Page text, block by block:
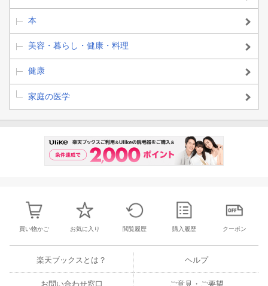
本
美容・暮らし・健康・料理
健康
家庭の医学
買い物かご お気に入り 閲覧履歴 購入履歴 クーポン
楽天ブックスとは？ ヘルプ
お問い合わせ窓口 ご意見・ご要望